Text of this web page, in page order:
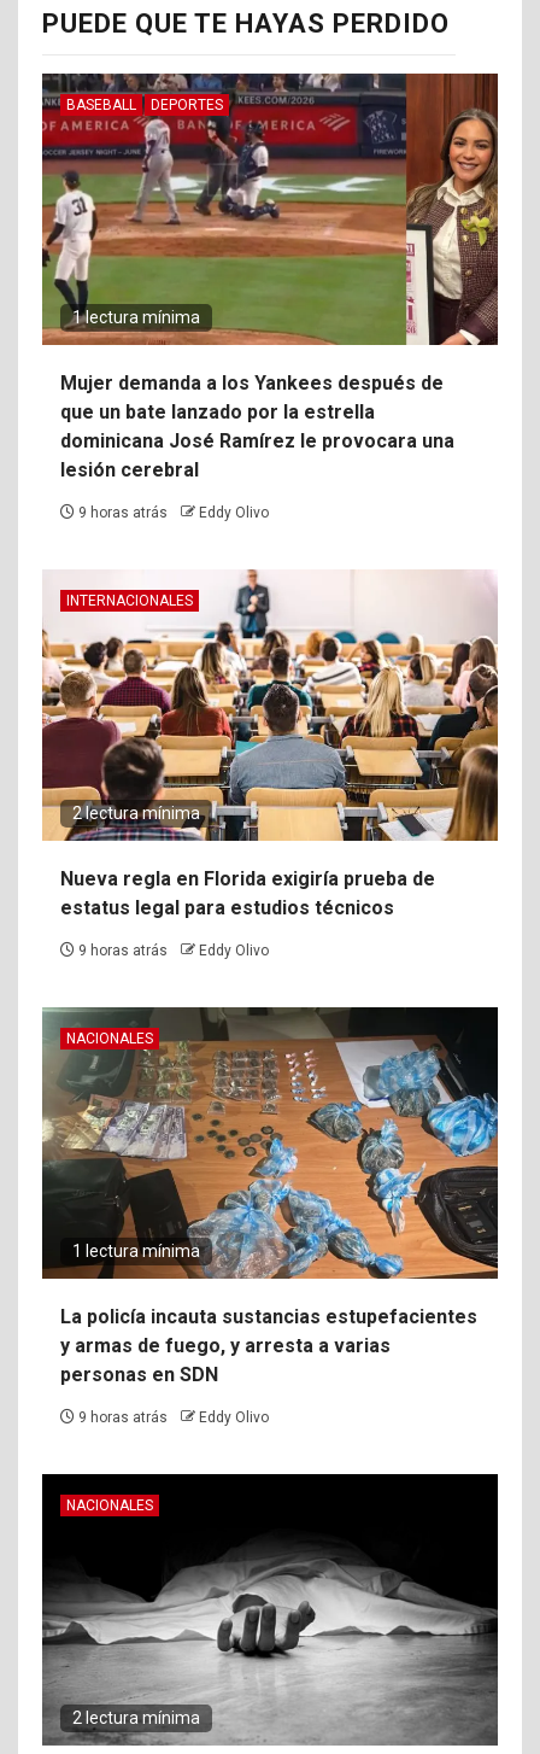
PUEDE QUE TE HAYAS PERDIDO
BASEBALL DEPORTES
1 lectura mínima
Mujer demanda a los Yankees después de
que un bate lanzado por la estrella
dominicana José Ramírez le provocara una
lesión cerebral
9 horas atrás Eddy Olivo
INTERNACIONALES
2 lectura mínima
Nueva regla en Florida exigiría prueba de
estatus legal para estudios técnicos
9 horas atrás Eddy Olivo
NACIONALES
1 lectura mínima
La policía incauta sustancias estupefacientes
y armas de fuego, y arresta a varias
personas en SDN
9 horas atrás Eddy Olivo
NACIONALES
2 lectura mínima